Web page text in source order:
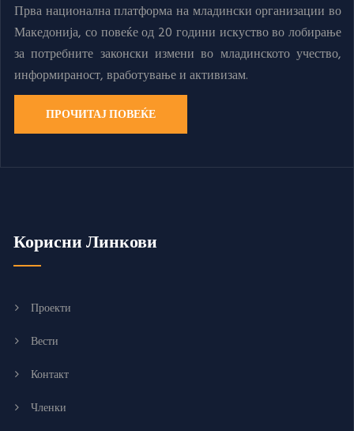
Прва национална платформа на младински организации во
Македонија, со повеќе од 20 години искуство во лобирање
за потребните законски измени во младинското учество,
информираност, вработување и активизам.
ПРОЧИТАЈ ПОВЕЌЕ
Корисни Линкови
Проекти
Вести
Контакт
Членки